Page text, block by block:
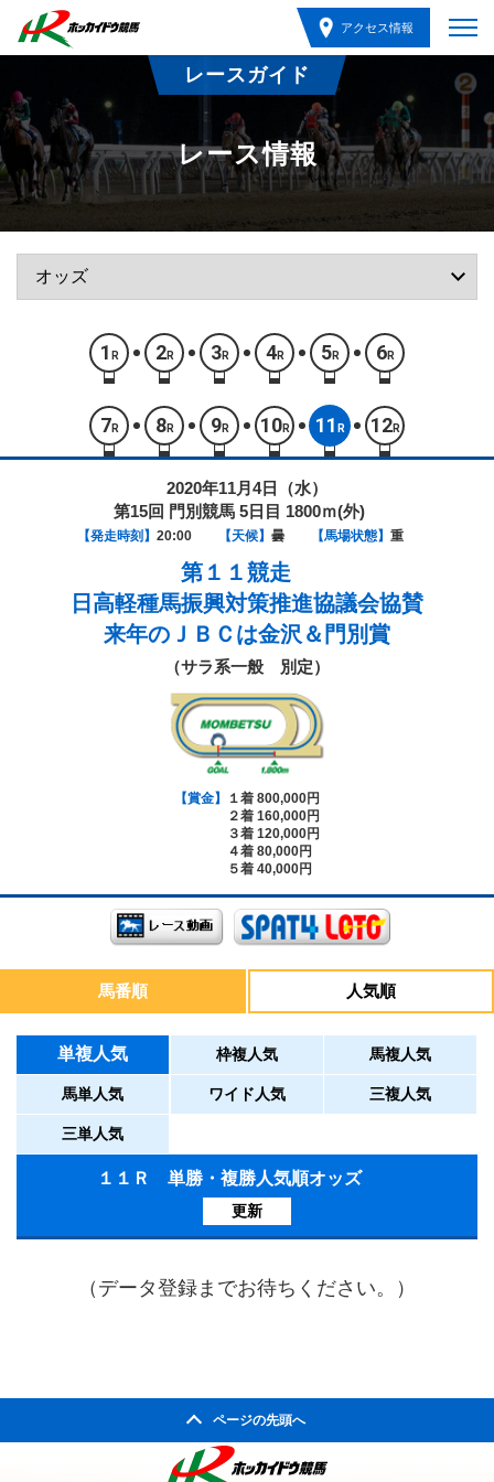
アクセス情報
レースガイド
レース情報
1 R 2R 3R 4R 5R 6R
7 R 8R 9R 10R 11 R 12R
2020年11月4日（水）
第15回 門別競馬 5日目 1800ｍ(外)
【発走時刻】 20:00 【天候】 曇 【馬場状態】 重
第１１競走
日高軽種馬振興対策推進協議会協賛
来年のＪＢＣは金沢＆門別賞
（サラ系一般 別定）
【賞金】
１着 800,000円
２着 160,000円
３着 120,000円
４着 80,000円
５着 40,000円
馬番順 人気順
単複人気 枠複人気 馬複人気
馬単人気 ワイド人気 三複人気
三単人気
１１Ｒ 単勝・複勝人気順オッズ
更新
（データ登録までお待ちください。）
ページの先頭へ